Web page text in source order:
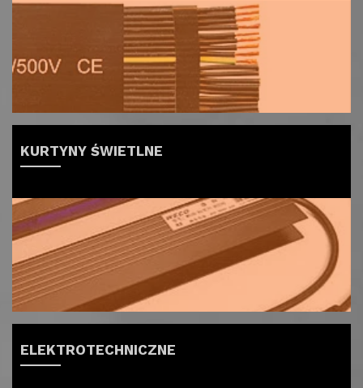
KURTYNY ŚWIETLNE
ELEKTROTECHNICZNE